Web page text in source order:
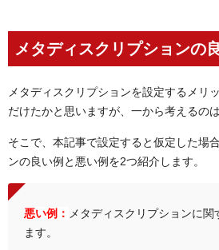
メタディスクリプションの
メタディスクリプションを設定するメリ
だけたかと思いますが、一から考えるの
そこで、本記事で設定すると仮定した場
ンの良い例と悪い例を2つ紹介します。
悪い例： メタディスクリプションに
ます。